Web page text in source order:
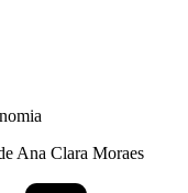
Ana Clara Moraes